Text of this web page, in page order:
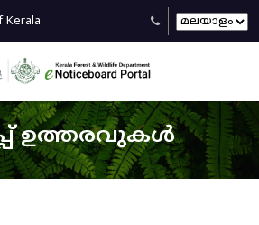
Kerala
ഉത്തരവുകൾ